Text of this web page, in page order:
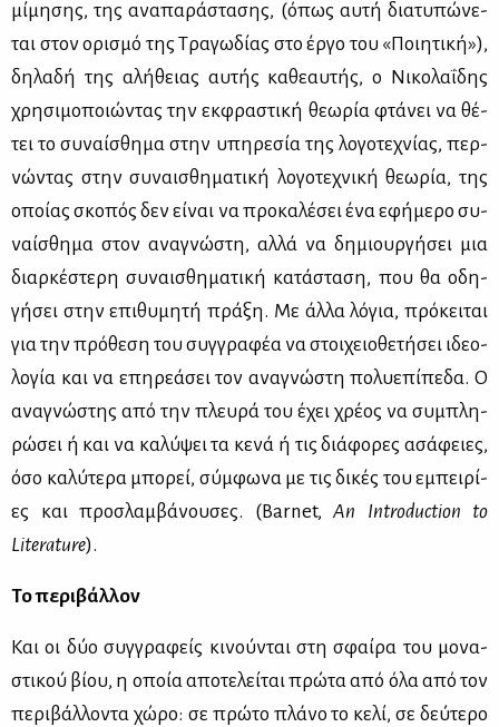
μί­μη­σης, της ανα­πα­ρά­στα­σης, (όπως αυ­τή δια­τυ­πώ­νε­
ται στον ορι­σμό της Τρα­γω­δί­ας στο έρ­γο του «Ποι­η­τι­κή»),
δη­λα­δή της αλή­θειας αυ­τής κα­θε­αυ­τής, ο Νι­κο­λα­ΐ­δης
χρη­σι­μο­ποιώ­ντας την εκ­φρα­στι­κή θε­ω­ρία φτά­νει να θέ­
τει το συ­ναί­σθη­μα στην υπη­ρε­σία της λο­γο­τε­χνί­ας, περ­
νώ­ντας στην συ­ναι­σθη­μα­τι­κή λο­γο­τε­χνι­κή θε­ω­ρία, της
οποί­ας σκο­πός δεν εί­ναι να προ­κα­λέ­σει ένα εφή­με­ρο συ­
ναί­σθη­μα στον ανα­γνώ­στη, αλ­λά να δη­μιουρ­γή­σει μια
διαρ­κέ­στε­ρη συ­ναι­σθη­μα­τι­κή κα­τά­στα­ση, που θα οδη­
γή­σει στην επι­θυ­μη­τή πρά­ξη. Με άλ­λα λό­για, πρό­κει­ται
για την πρό­θε­ση του συγ­γρα­φέα να στοι­χειο­θε­τή­σει ιδε­ο­
λο­γία και να επη­ρε­ά­σει τον ανα­γνώ­στη πο­λυ­ε­πί­πε­δα. Ο
ανα­γνώ­στης από την πλευ­ρά του έχει χρέ­ος να συ­μπλη­
ρώ­σει ή και να κα­λύ­ψει τα κε­νά ή τις διά­φο­ρες ασά­φειες,
όσο κα­λύ­τε­ρα μπο­ρεί, σύμ­φω­να με τις δι­κές του εμπει­ρί­
ες και προ­σλαμ­βά­νου­σες. (Barnet, An Introduction to
Literature).
Το πε­ρι­βάλ­λον
Και οι δύο συγ­γρα­φείς κι­νού­νται στη σφαί­ρα του μο­να­
στι­κού βί­ου, η οποία απο­τε­λεί­ται πρώ­τα από όλα από τον
πε­ρι­βάλ­λο­ντα χώ­ρο: σε πρώ­το πλά­νο το κε­λί, σε δεύ­τε­ρο